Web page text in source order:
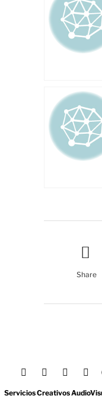
Share
Servicios Creativos